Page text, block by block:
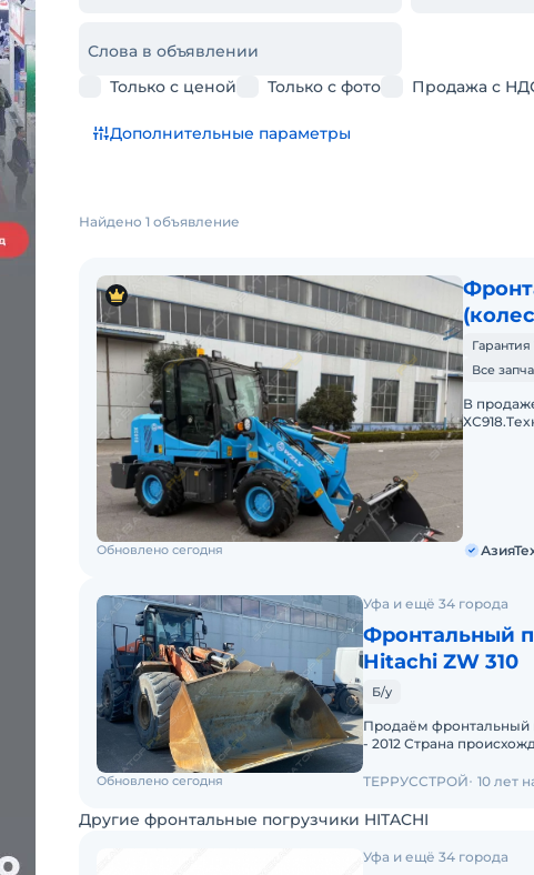
Слова в объявлении
Только с ценой
Только с фото Продажа с
Дополнительные параметры
Найдено 1 объявление
Все
В
Обновлено сегодня
Уфа и ещё 34 города
Фронтальный
Hitachi ZW 310
Б/у
Продаём фронтальный
- 2012 Страна
Обновлено сегодня ТЕРРУССТРОЙ 10 лет
Другие фронтальные погрузчики HITACHI
Уфа и ещё 34 города